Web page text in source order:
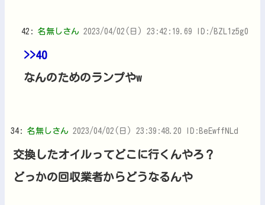
42: 名無しさん 2023/04/02(日) 23:42:19.69 ID:/BZL1z5g0
>>40
なんのためのランプやw
34: 名無しさん 2023/04/02(日) 23:39:48.20 ID:BeEwffNLd
交換したオイルってどこに行くんやろ？
どっかの回収業者からどうなるんや